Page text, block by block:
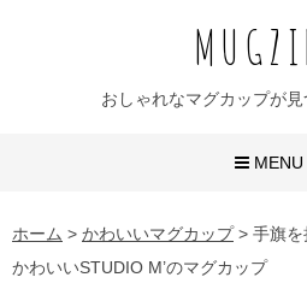
おしゃれなマグカップが
MENU
おしゃれなマグ
かわいいマグ
ホーム > かわいいマグカップ> 手旗
かわいいSTUDIO M’のマグカップ